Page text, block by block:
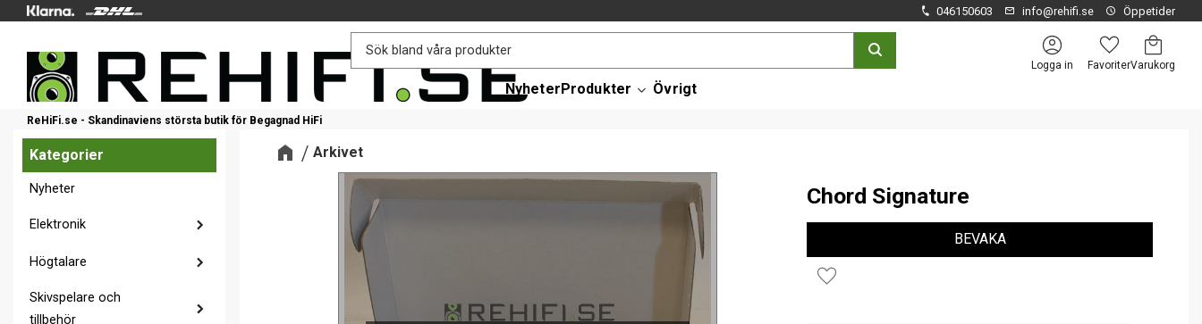
046150603 info@rehifi.se Öppetider
ReHiFi.se - Skandinaviens största butik för Begagnad HiFi
Logga in
Favoriter
Kundvagn
NyheterProdukter Övrigt
Arkivet
Chord Signature
Lägg till i favoriter
BEVAKA
Kategorier
Nyheter
Elektronik
Högtalare
Skivspelare och
tillbehör